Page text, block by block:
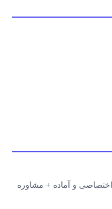
و آماده + مشاوره